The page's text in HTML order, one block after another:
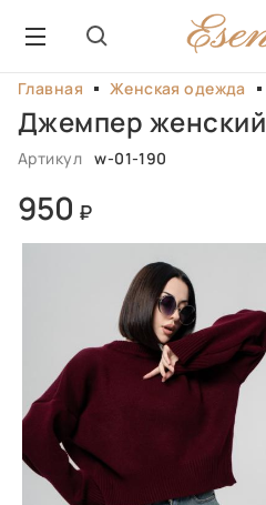
Главная Женская одежда
Джемпер женский
Артикул w-01-190
950